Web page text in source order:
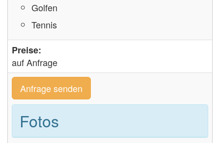
Golfen
Tennis
Preise:
auf Anfrage
Anfrage senden
Fotos